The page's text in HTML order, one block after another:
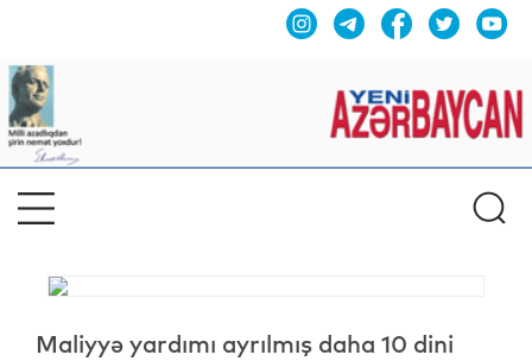
Maliyyə yardımı ayrılmış daha 10 dini